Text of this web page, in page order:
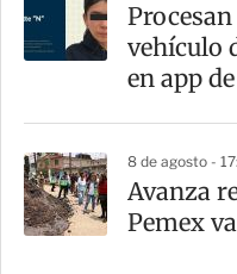
vehículo
en app
8 de agosto -
Avanza
Pemex